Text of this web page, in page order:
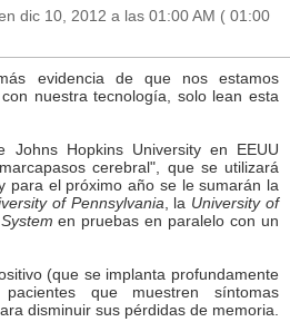
dic 10, 2012 a las 01:00 AM ( 01:00
evidencia de que nos estamos
nuestra tecnología, solo lean esta
Johns Hopkins University en EEUU
cerebral", que se utilizará
para el próximo año se le sumarán la
of Pennsylvania , la University of
en pruebas en paralelo con un
(que se implanta profundamente
que muestren síntomas
disminuir sus pérdidas de memoria.